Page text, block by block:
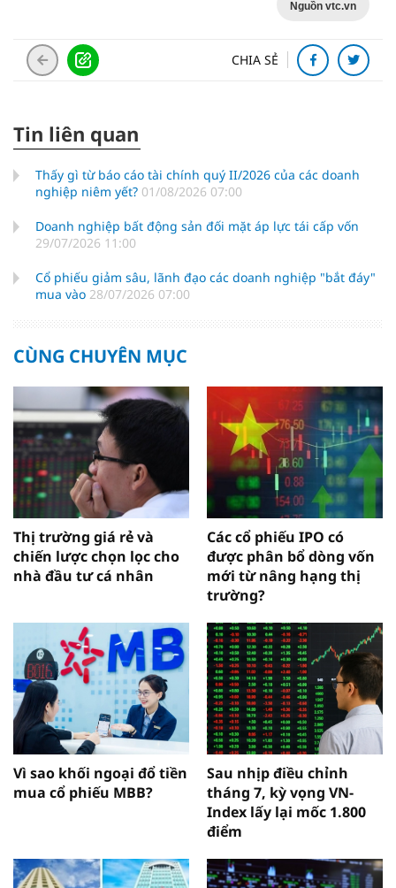
Nguồn vtc.vn
CHIA SẺ
Tin liên quan
Thấy gì từ báo cáo tài chính quý II/2026 của các doanh
nghiệp niêm yết? 01/08/2026 07:00
Doanh nghiệp bất động sản đối mặt áp lực tái cấp vốn
29/07/2026 11:00
Cổ phiếu giảm sâu, lãnh đạo các doanh nghiệp "bắt đáy"
mua vào 28/07/2026 07:00
CÙNG CHUYÊN MỤC
Thị trường giá rẻ và
chiến lược chọn lọc cho
nhà đầu tư cá nhân
Các cổ phiếu IPO có
được phân bổ dòng vốn
mới từ nâng hạng thị
trường?
Vì sao khối ngoại đổ tiền
mua cổ phiếu MBB?
Sau nhịp điều chỉnh
tháng 7, kỳ vọng VN-
Index lấy lại mốc 1.800
điểm